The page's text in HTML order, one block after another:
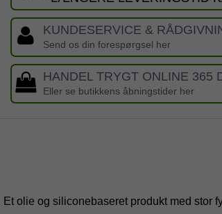
KUNDESERVICE &
Send os din forespørgsel her
HANDEL TRYGT ONLINE 365
Eller se butikkens åbningstider her
olie og siliconebaseret produkt med stor